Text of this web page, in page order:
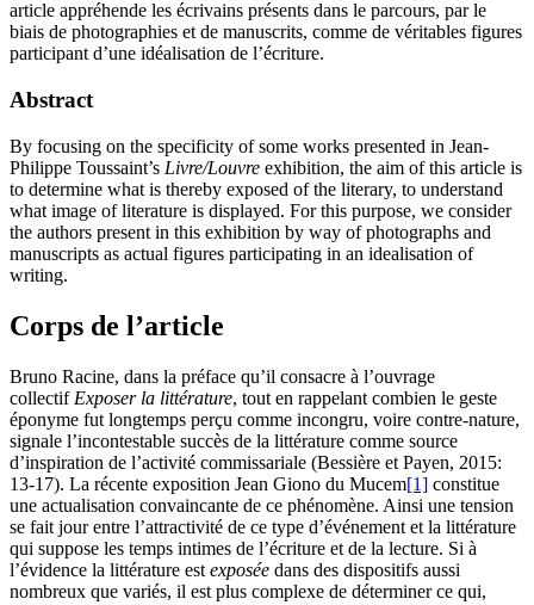
article appréhende les écrivains présents dans le parcours, par le
biais de photographies et de manuscrits, comme de véritables figures
participant d’une idéalisation de l’écriture.
Abstract
By focusing on the specificity of some works presented in Jean-
Philippe Toussaint’s Livre/Louvre exhibition, the aim of this article is
to determine what is thereby exposed of the literary, to understand
what image of literature is displayed. For this purpose, we consider
the authors present in this exhibition by way of photographs and
manuscripts as actual figures participating in an idealisation of
writing.
Corps de l’article
Bruno Racine, dans la préface qu’il consacre à l’ouvrage
collectif Exposer la littérature, tout en rappelant combien le geste
éponyme fut longtemps perçu comme incongru, voire contre-nature,
signale l’incontestable succès de la littérature comme source
d’inspiration de l’activité commissariale (Bessière et Payen, 2015:
13-17). La récente exposition Jean Giono du Mucem[1] constitue
une actualisation convaincante de ce phénomène. Ainsi une tension
se fait jour entre l’attractivité de ce type d’événement et la littérature
qui suppose les temps intimes de l’écriture et de la lecture. Si à
l’évidence la littérature est exposée dans des dispositifs aussi
nombreux que variés, il est plus complexe de déterminer ce qui,